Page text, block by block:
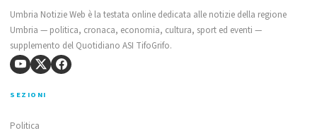
Umbria Notizie Web è la testata online dedicata alle notizie della regione
Umbria — politica, cronaca, economia, cultura, sport ed eventi —
supplemento del Quotidiano ASI TifoGrifo.
SEZIONI
Politica